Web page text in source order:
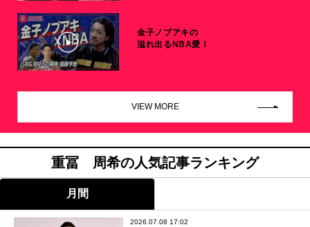
金子ノブアキの
溢れ出るNBA愛！
VIEW MORE
重冨 周希の人気記事ランキング
月間
2026.07.08 17:02